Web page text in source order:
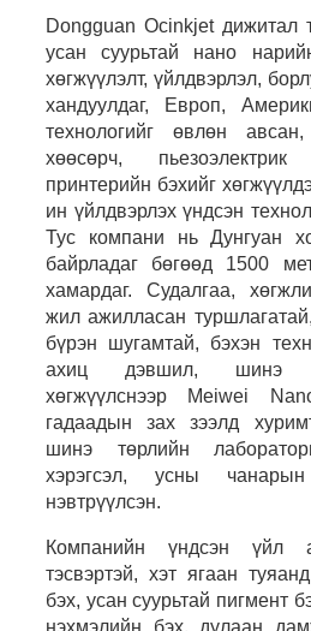
Dongguan Ocinkjet дижитал
усан суурьтай нано
хөгжүүлэлт, үйлдвэрлэл,
хандуулдаг, Европ,
технологийг өвлөн
хөөсөрч,
принтерийн бэхийг
ин үйлдвэрлэх үндсэн
Тус компани нь Дунгуан
байрладаг бөгөөд 1500
хамардаг. Судалгаа,
жил ажилласан
бүрэн шугамтай, бэхэн
ахиц дэвшил, шинэ
хөгжүүлснээр Meiwei
гадаадын зах зээлд
шинэ төрлийн
хэрэгсэл, усны
нэвтрүүлсэн.
Компанийн үндсэн үйл
тэсвэртэй, хэт ягаан
бэх, усан суурьтай пигмент
нэхмэлийн бэх, дулаан